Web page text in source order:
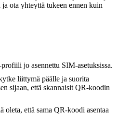
ota yhteyttä tukeen ennen kuin
jo asennettu SIM-asetuksissa.
liittymä päälle ja suorita
sijaan, että skannaisit QR-koodin
oleta, että sama QR-koodi asentaa